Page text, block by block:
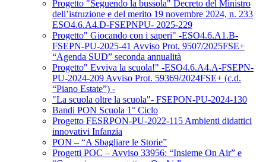
Progetto "Seguendo la bussola" Decreto del Ministro
dell’istruzione e del merito 19 novembre 2024, n. 233
ESO4.6.A4.D-FSEPNPU- 2025-229
Progetto" Giocando con i saperi" -ESO4.6.A1.B-
FSEPN-PU-2025-41 Avviso Prot. 9507/2025FSE+
“Agenda SUD” seconda annualità
Progetto" Evviva la scuola!" -ESO4.6.A4.A-FSEPN-
PU-2024-209 Avviso Prot. 59369/2024FSE+ (c.d.
“Piano Estate”) -
"La scuola oltre la scuola"- FSEPON-PU-2024-130
Bandi PON Scuola 1° Ciclo
Progetto FESRPON-PU-2022-115 Ambienti didattici
innovativi Infanzia
PON – “A Sbagliare le Storie”
Progetti POC – Avviso 33956: “Insieme On Air” e